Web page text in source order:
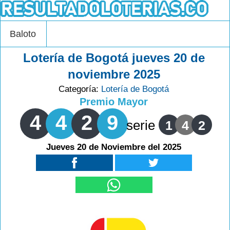
Baloto
Lotería de Bogotá jueves 20 de
noviembre 2025
Categoría: Lotería de Bogotá
Premio Mayor
4 4 2 9 serie 1 4 2
Jueves 20 de Noviembre del 2025